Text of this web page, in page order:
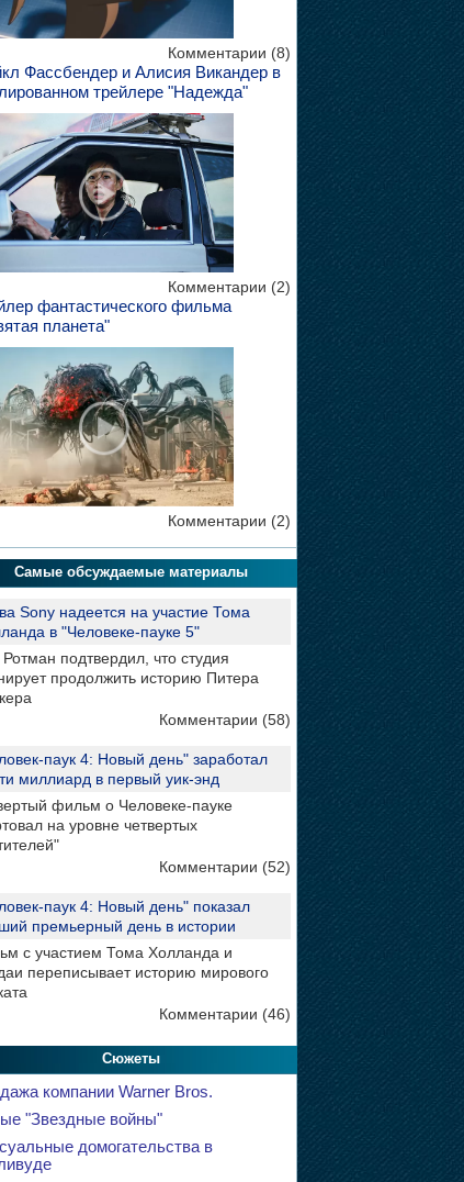
Комментарии (8)
Фассбендер и Алисия Викандер в
трейлере "Надежда"
Комментарии (2)
фантастического фильма
планета"
Комментарии (2)
Самые обсуждаемые материалы
Sony надеется на участие Тома
в "Человеке-пауке 5"
подтвердил, что студия
продолжить историю Питера
Комментарии (58)
паук 4: Новый день" заработал
миллиард в первый уик-энд
фильм о Человеке-пауке
на уровне четвертых
Комментарии (52)
паук 4: Новый день" показал
премьерный день в истории
с участием Тома Холланда и
переписывает историю мирового
Комментарии (46)
Сюжеты
компании Warner Bros.
"Звездные войны"
домогательства в